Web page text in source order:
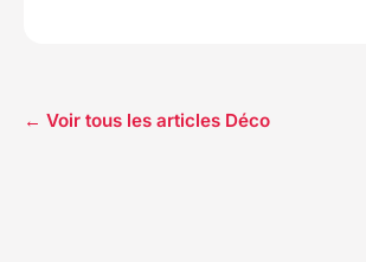
← Voir tous les articles Déco